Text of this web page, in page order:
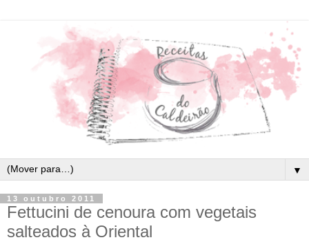
▼
13 outubro 2011
Fettucini de cenoura com vegetais
salteados à Oriental